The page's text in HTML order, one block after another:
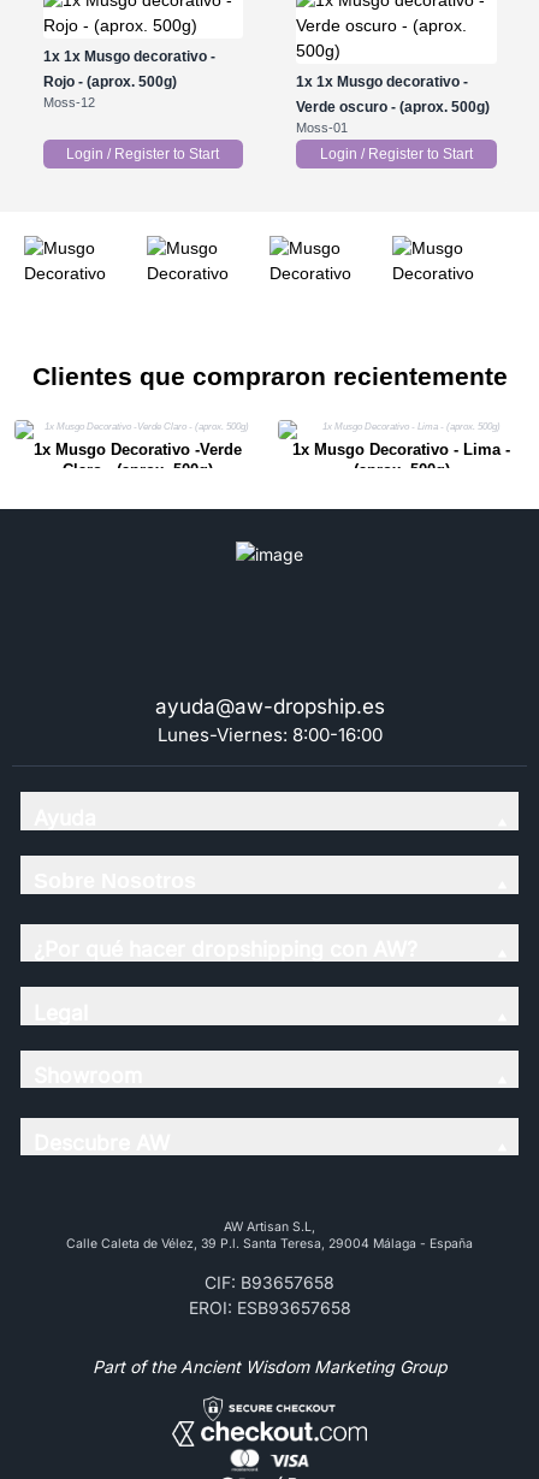
1x1x Musgo decorativo -
Rojo - (aprox. 500g)
Moss-12
Login / Register to Start
1x 1x Musgo decorativo -
Verde oscuro - (aprox. 500g)
Moss-01
Login / Register to Start
Clientes que compraron recientemente
1x Musgo Decorativo -Verde
Claro - (aprox. 500g)
1x Musgo Decorativo - Lima -
(aprox. 500g)
ayuda@aw-dropship.es
Lunes-Viernes: 8:00-16:00
AW Artisan S.L,
Calle Caleta de Vélez, 39 P.l. Santa Teresa, 29004 Málaga - España
CIF: B93657658
EROI: ESB93657658
Part of the Ancient Wisdom Marketing Group